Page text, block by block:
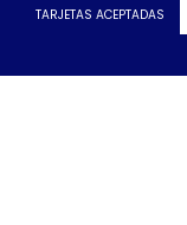
TARJETAS ACEPTADAS